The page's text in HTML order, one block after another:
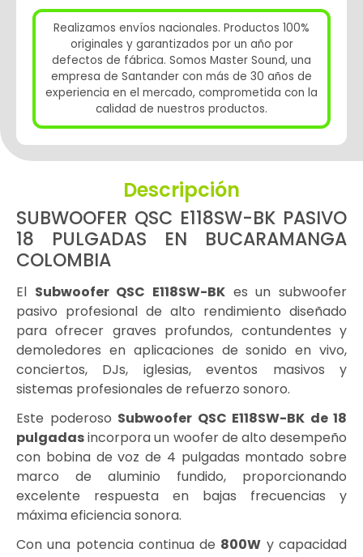
Realizamos envíos nacionales. Productos 100%
originales y garantizados por un año por
defectos de fábrica. Somos Master Sound, una
empresa de Santander con más de 30 años de
experiencia en el mercado, comprometida con la
calidad de nuestros productos.
Descripción
SUBWOOFER QSC E118SW-BK PASIVO
18 PULGADAS EN BUCARAMANGA
COLOMBIA
El Subwoofer QSC E118SW-BK es un subwoofer
pasivo profesional de alto rendimiento diseñado
para ofrecer graves profundos, contundentes y
demoledores en aplicaciones de sonido en vivo,
conciertos, DJs, iglesias, eventos masivos y
sistemas profesionales de refuerzo sonoro.
Este poderoso Subwoofer QSC E118SW-BK de 18
pulgadasincorpora un woofer de alto desempeño
con bobina de voz de 4 pulgadas montado sobre
marco de aluminio fundido, proporcionando
excelente respuesta en bajas frecuencias y
máxima eficiencia sonora.
Con una potencia continua de 800W y capacidad